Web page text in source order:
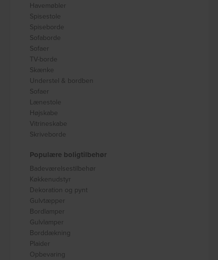
Havemøbler
Spisestole
Spiseborde
Sofaborde
Sofaer
TV-borde
Skænke
Understel & bordben
Sofaer
Lænestole
Højskabe
Vitrineskabe
Skriveborde
Populære boligtilbehør
Badeværelsestilbehør
Køkkenudstyr
Dekoration og pynt
Gulvtæpper
Bordlamper
Gulvlamper
Borddækning
Plaider
Opbevaring